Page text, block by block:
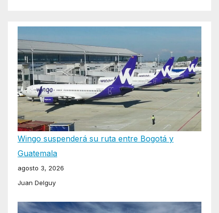
Wingo suspenderá su ruta entre Bogotá y
Guatemala
agosto 3, 2026
Juan Delguy